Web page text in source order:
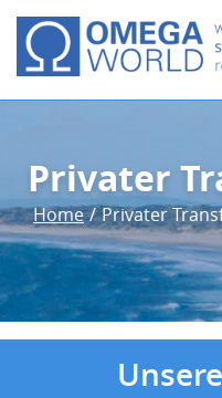
Privater
Home / Privater